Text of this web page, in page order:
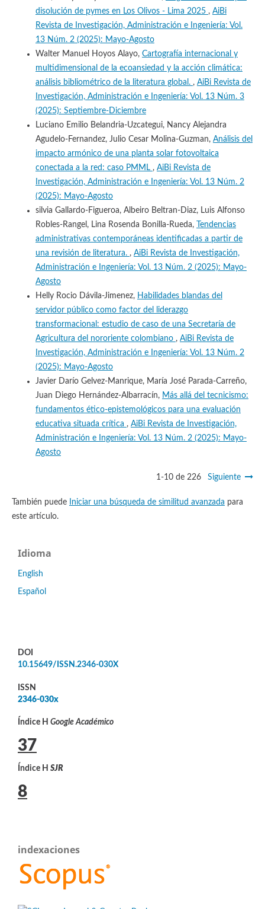
disolución de pymes en Los Olivos - Lima 2025 , AiBi
Revista de Investigación, Administración e Ingeniería: Vol.
13 Núm. 2 (2025): Mayo-Agosto
Walter Manuel Hoyos Alayo, Cartografía internacional y
multidimensional de la ecoansiedad y la acción climática:
análisis bibliométrico de la literatura global. , AiBi Revista de
Investigación, Administración e Ingeniería: Vol. 13 Núm. 3
(2025): Septiembre-Diciembre
Luciano Emilio Belandria-Uzcategui, Nancy Alejandra
Agudelo-Fernandez, Julio Cesar Molina-Guzman, Análisis del
impacto armónico de una planta solar fotovoltaica
conectada a la red: caso PMML , AiBi Revista de
Investigación, Administración e Ingeniería: Vol. 13 Núm. 2
(2025): Mayo-Agosto
silvia Gallardo-Figueroa, Albeiro Beltran-Diaz, Luis Alfonso
Robles-Rangel, Lina Rosenda Bonilla-Rueda,
Tendencias
administrativas contemporáneas identificadas a partir de
una revisión de literatura. , AiBi Revista de Investigación,
Administración e Ingeniería: Vol. 13 Núm. 2 (2025): Mayo-
Agosto
Helly Rocio Dávila-Jimenez, Habilidades blandas del
servidor público como factor del liderazgo
transformacional: estudio de caso de una Secretaría de
Agricultura del nororiente colombiano , AiBi Revista de
Investigación, Administración e Ingeniería: Vol. 13 Núm. 2
(2025): Mayo-Agosto
Javier Darío Gelvez-Manrique, María José Parada-Carreño,
Juan Diego Hernández-Albarracín, Más allá del tecnicismo:
fundamentos ético-epistemológicos para una evaluación
educativa situada crítica , AiBi Revista de Investigación,
Administración e Ingeniería: Vol. 13 Núm. 2 (2025): Mayo-
Agosto
1-10 de 226 Siguiente
También puede Iniciar una búsqueda de similitud avanzada para
este artículo.
Idioma
English
Español
DOI
10.15649/ISSN.2346-030X
ISSN
2346-030x
Índice H Google Académico
37
Índice H SJR
8
indexaciones